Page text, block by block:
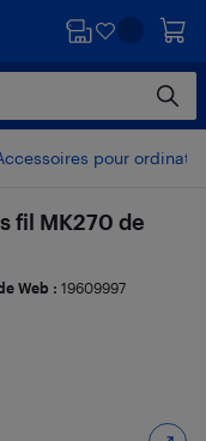
pour
fil MK270 de
Web : 19609997